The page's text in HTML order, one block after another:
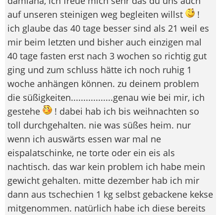
auf unseren steinigen weg begleiten willst
!
ich glaube das 40 tage besser sind als 21 weil es
mir beim letzten und bisher auch einzigen mal
40 tage fasten erst nach 3 wochen so richtig gut
ging und zum schluss hätte ich noch ruhig 1
woche anhängen können. zu deinem problem
die süßigkeiten.................genau wie bei mir, ich
gestehe
! dabei hab ich bis weihnachten so
toll durchgehalten. nie was süßes heim. nur
wenn ich auswärts essen war mal ne
eispalatschinke, ne torte oder ein eis als
nachtisch. das war kein problem ich habe mein
gewicht gehalten. mitte dezember hab ich mir
dann aus tschechien 1 kg selbst gebackene kekse
mitgenommen. natürlich habe ich diese bereits